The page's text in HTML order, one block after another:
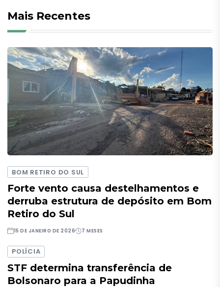
Mais Recentes
BOM RETIRO DO SUL
Forte vento causa destelhamentos e
derruba estrutura de depósito em Bom
Retiro do Sul
15 DE JANEIRO DE 2026 7 MESES
POLÍCIA
STF determina transferência de
Bolsonaro para a Papudinha